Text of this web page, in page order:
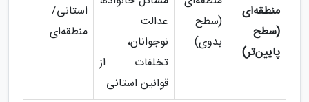
منطقه‌ای
(سطح
پایین‌تر)
(سطح
بدوی)
عدالت
نوجوانان،
تخلفات از
قوانین استانی
استانی/
منطقه‌ای